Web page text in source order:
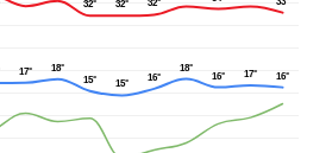
32°
32° 32°
17°
18°
15°
15°
16°
18°
16° 17° 16°